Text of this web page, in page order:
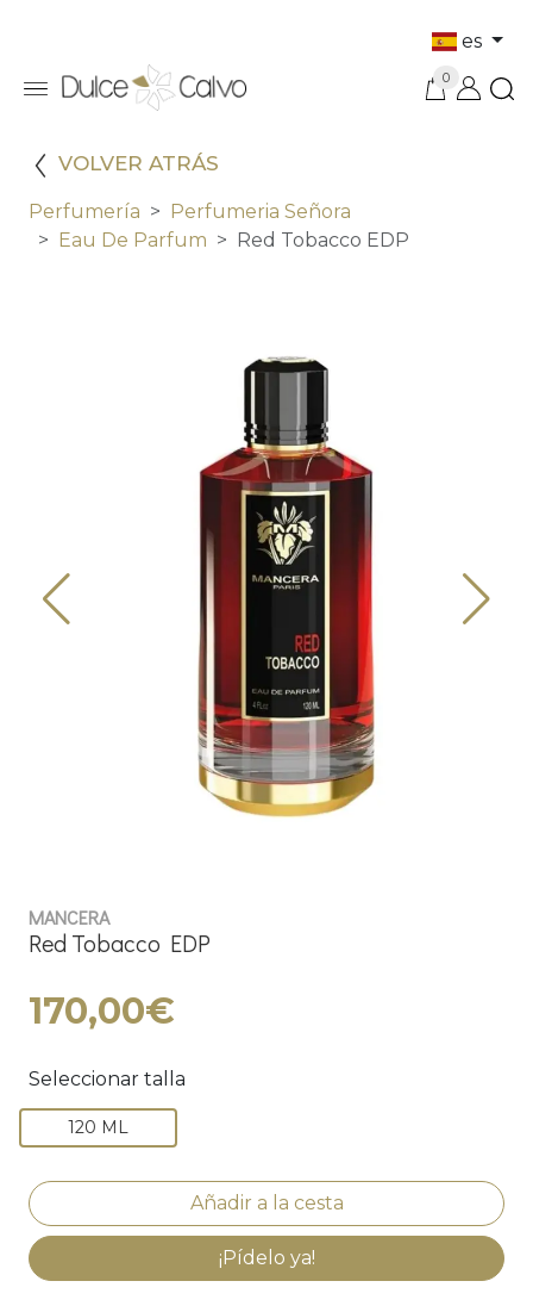
es
0
VOLVER ATRÁS
Perfumería
Perfumeria Señora
Eau De Parfum
Red Tobacco EDP
MANCERA
Red Tobacco EDP
170,00€
Seleccionar talla
120 ML
¡Pídelo ya!